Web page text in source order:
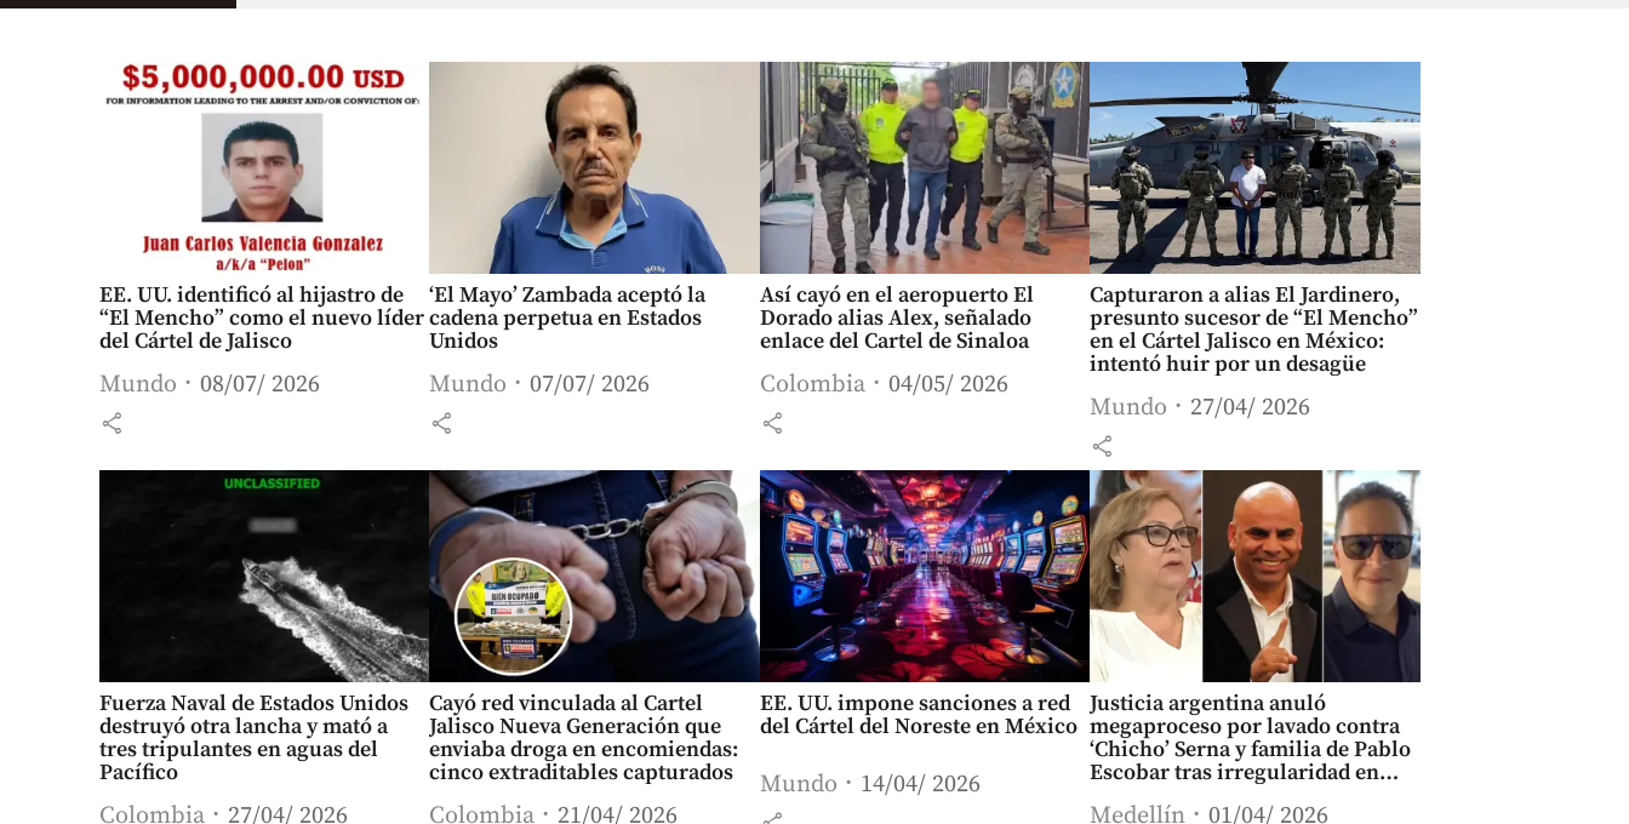
EE. UU. identificó al hijastro de
“El Mencho” como el nuevo líder
del Cártel de Jalisco
Mundo 08/07/ 2026
share
‘El Mayo’ Zambada aceptó la
cadena perpetua en Estados
Unidos
Mundo 07/07/ 2026
share
Así cayó en el aeropuerto El
Dorado alias Alex, señalado
enlace del Cartel de Sinaloa
Colombia 04/05/ 2026
share
Capturaron a alias El Jardinero,
presunto sucesor de “El Mencho”
en el Cártel Jalisco en México:
intentó huir por un desagüe
Mundo 27/04/ 2026
share
Fuerza Naval de Estados Unidos
destruyó otra lancha y mató a
tres tripulantes en aguas del
Pacífico
Colombia 27/04/ 2026
Cayó red vinculada al Cartel
Jalisco Nueva Generación que
enviaba droga en encomiendas:
cinco extraditables capturados
Colombia 21/04/ 2026
EE. UU. impone sanciones a red
del Cártel del Noreste en México
Mundo 14/04/ 2026
Justicia argentina anuló
megaproceso por lavado contra
‘Chicho’ Serna y familia de Pablo
Escobar tras irregularidad en
Medellín 01/04/ 2026